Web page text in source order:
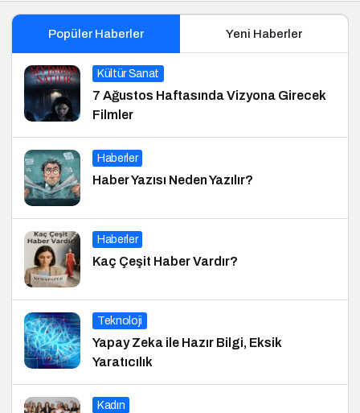
Popüler Haberler Yeni Haberler
Kültür Sanat
7 Ağustos Haftasında Vizyona Girecek
Filmler
Haberler
Haber Yazısı Neden Yazılır?
Haberler
Kaç Çeşit Haber Vardır?
Teknoloji
Yapay Zeka ile Hazır Bilgi, Eksik
Yaratıcılık
Kadın